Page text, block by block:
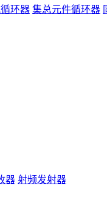
环器 集总元件循环器
器 射频发射器